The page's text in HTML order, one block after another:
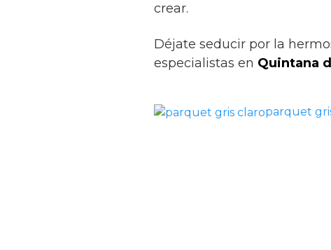
crear.
Déjate seducir por la
especialistas en Quintana
parquet